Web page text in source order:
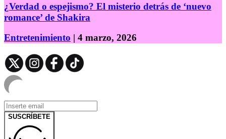
¿Verdad o espejismo? El misterio detrás de ‘nuevo
romance’ de Shakira
Entretenimiento | 4 marzo, 2026
SUSCRÍBETE